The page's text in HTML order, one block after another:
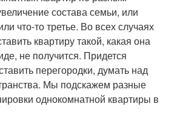
состава семьи, или
что-то третье. Во всех случаях
квартиру такой, какая она
не получится. Придется
перегородки, думать над
Мы подскажем разные
однокомнатной квартиры в